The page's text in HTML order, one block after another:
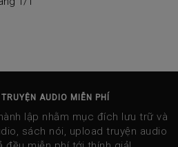
AUDIO MIỄN PHÍ
lập nhằm mục đích lưu trữ và
sách nói, upload truyện audio